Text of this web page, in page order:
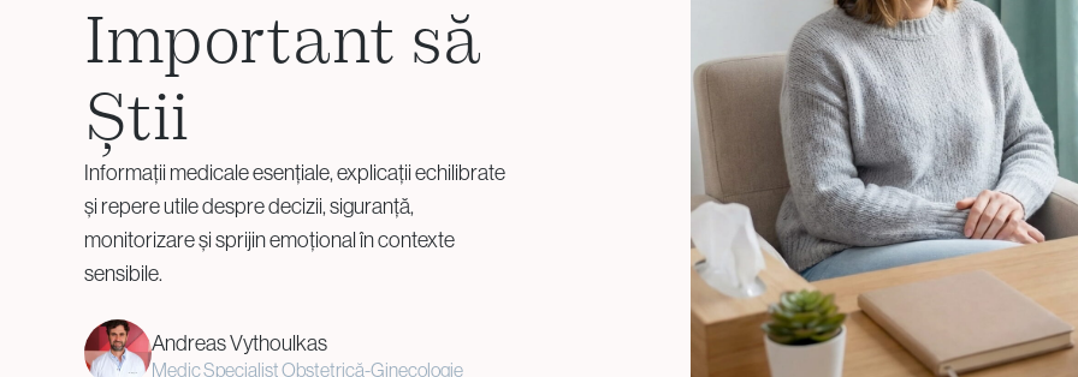
Screening pentru Aneuploidii
(PGT-A)
Rearanjamente Structurale
M)
Proceduri
Chirurgicale de
Fertilitate
Laparoscopie
Îndepărtarea Fibromului
Uterin
Îndepărtarea Chisturilor
Important să
Știi
Informații medicale esențiale, explicații echilibrate
și repere utile despre decizii, siguranță,
monitorizare și sprijin emoțional în contexte
sensibile.
Andreas Vythoulkas
Medic Specialist Obstetrică-Ginecologie